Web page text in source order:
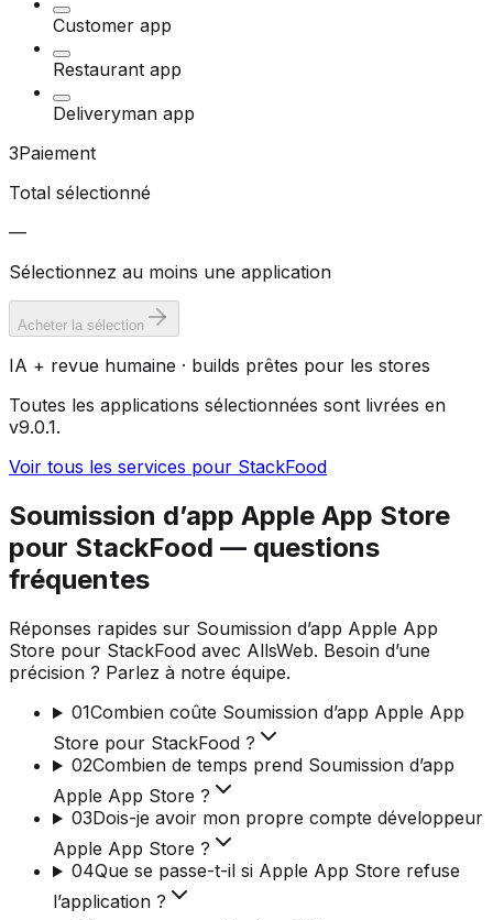
Customer app
Restaurant app
Deliveryman app
3Paiement
Total sélectionné
—
Sélectionnez au moins une application
Acheter la sélection
IA + revue humaine · builds prêtes pour les stores
Toutes les applications sélectionnées sont livrées en
v9.0.1.
Voir tous les services pour StackFood
Soumission d’app Apple App Store
pour StackFood — questions
fréquentes
Réponses rapides sur Soumission d’app Apple App
Store pour StackFood avec AllsWeb. Besoin d’une
précision ? Parlez à notre équipe.
01Combien coûte Soumission d’app Apple App
Store pour StackFood ?
02Combien de temps prend Soumission d’app
Apple App Store ?
03Dois-je avoir mon propre compte développeur
Apple App Store ?
04Que se passe-t-il si Apple App Store refuse
l’application ?